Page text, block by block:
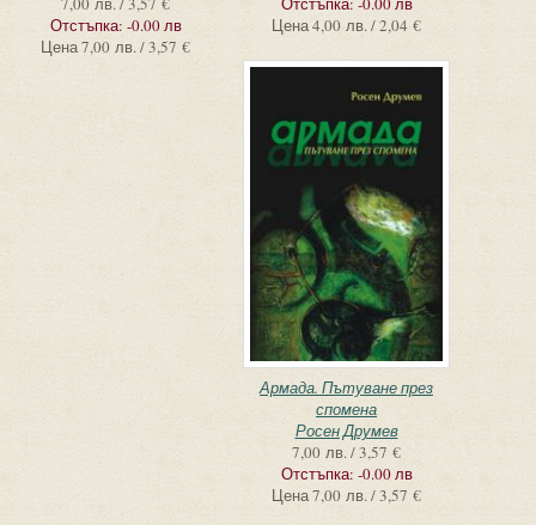
Отстъпка: -0.00 лв
Цена7,00 лв. / 3,57 €
Цена4,00 лв. / 2,04 €
Армада. Пътуване през
спомена
Росен Друмев
7,00 лв. / 3,57 €
Отстъпка: -0.00 лв
Цена7,00 лв. / 3,57 €